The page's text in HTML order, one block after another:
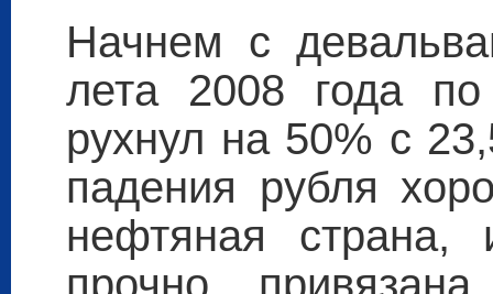
Начнем с
лета 2008 года
рухнул на 50% с
падения рубля
нефтяная страна,
прочно